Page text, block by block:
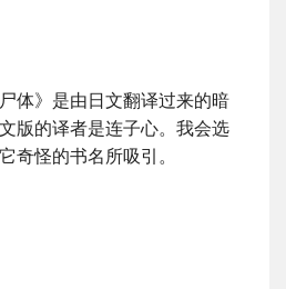
体》是由日文翻译过来的暗
版的译者是连子心。我会选
奇怪的书名所吸引。